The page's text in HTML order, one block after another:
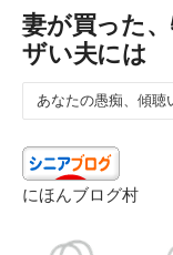
妻が買った
ザい夫には
あなたの愚痴、傾聴
にほんブログ村